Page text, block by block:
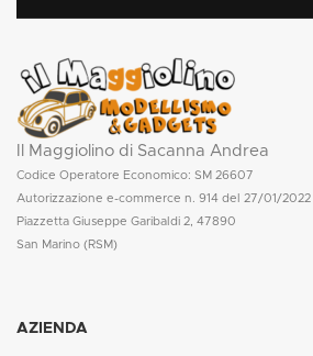
Il Maggiolino di Sacanna Andrea
Codice Operatore Economico: SM 26607
Autorizzazione e-commerce n. 914 del 27/01/2022
Piazzetta Giuseppe Garibaldi 2, 47890
San Marino (RSM)
AZIENDA